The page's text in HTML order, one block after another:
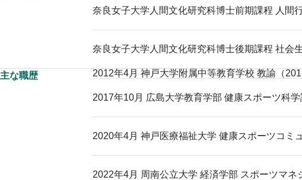
奈良女子大学人間文化研究科博士前期課程 人間
奈良女子大学人間文化研究科博士後期課程 社会
主な職歴 2012年4月 神戸大学附属中等教育学校 教諭（
2017年10月 広島大学教育学部 健康スポーツ科学
2020年4月 神戸医療福祉大学 健康スポーツコミ
2022年4月 周南公立大学 経済学部 スポーツマネ